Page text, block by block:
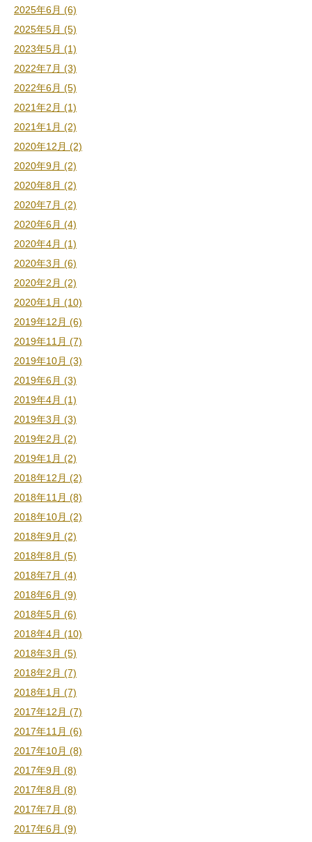
2025年6月 (6)
2025年5月 (5)
2023年5月 (1)
2022年7月 (3)
2022年6月 (5)
2021年2月 (1)
2021年1月 (2)
2020年12月 (2)
2020年9月 (2)
2020年8月 (2)
2020年7月 (2)
2020年6月 (4)
2020年4月 (1)
2020年3月 (6)
2020年2月 (2)
2020年1月 (10)
2019年12月 (6)
2019年11月 (7)
2019年10月 (3)
2019年6月 (3)
2019年4月 (1)
2019年3月 (3)
2019年2月 (2)
2019年1月 (2)
2018年12月 (2)
2018年11月 (8)
2018年10月 (2)
2018年9月 (2)
2018年8月 (5)
2018年7月 (4)
2018年6月 (9)
2018年5月 (6)
2018年4月 (10)
2018年3月 (5)
2018年2月 (7)
2018年1月 (7)
2017年12月 (7)
2017年11月 (6)
2017年10月 (8)
2017年9月 (8)
2017年8月 (8)
2017年7月 (8)
2017年6月 (9)